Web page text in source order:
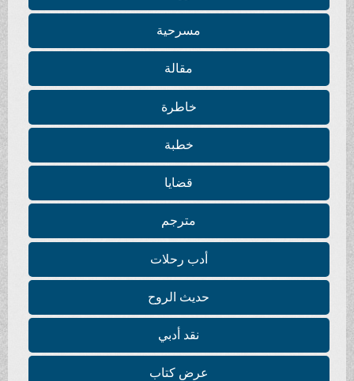
مسرحية
مقالة
خاطرة
خطبة
قضايا
مترجم
أدب رحلات
حديث الروح
نقد أدبي
عرض كتاب